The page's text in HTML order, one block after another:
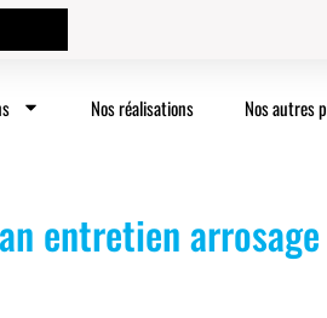
Nos réalisations Nos autres
entretien